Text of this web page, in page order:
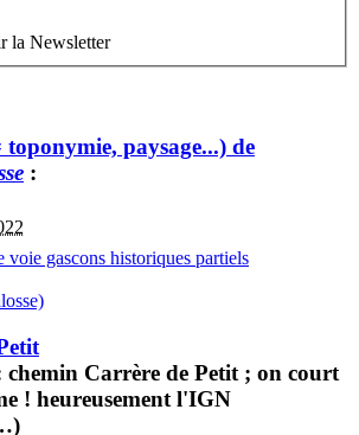
la Newsletter
paysage...) de
:
voie gascons historiques partiels
Carrère de Petit ; on court
! heureusement l'IGN